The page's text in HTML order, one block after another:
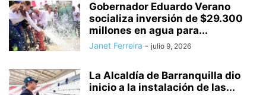
Gobernador Eduardo Verano
socializa inversión de $29.300
millones en agua para...
Janet Ferreira - julio 9, 2026
La Alcaldía de Barranquilla dio
inicio a la instalación de las...